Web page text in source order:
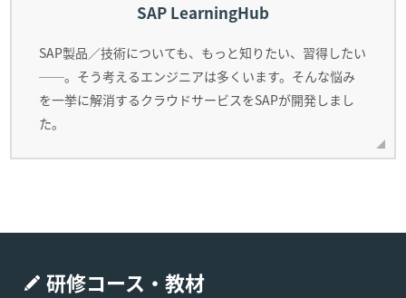
SAP LearningHub
SAP製品／技術についても、もっと知りたい、習得したい
──。そう考えるエンジニアは多くいます。そんな悩み
を一挙に解消するクラウドサービスをSAPが開発しまし
た。
研修コース・教材